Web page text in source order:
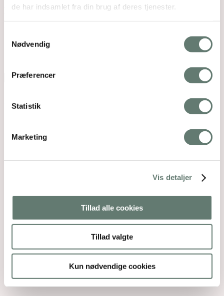
de har indsamlet fra din brug af deres tjenester.
Nødvendig
Præferencer
Statistik
Marketing
Vis detaljer
Tillad alle cookies
Tillad valgte
Kun nødvendige cookies
rose@rosemaimonide.com |
Handelsbetingelser